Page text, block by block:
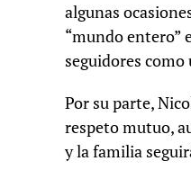
algunas
“mundo entero”
seguidores
Por su parte,
respeto mutuo,
y la familia